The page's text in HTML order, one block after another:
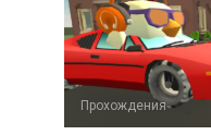
Прохождения